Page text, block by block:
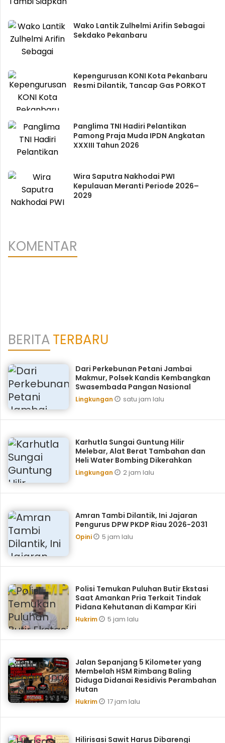
Wako Lantik Zulhelmi Arifin Sebagai
Sekdako Pekanbaru
Kepengurusan KONI Kota Pekanbaru
Resmi Dilantik, Tancap Gas PORKOT
Panglima TNI Hadiri Pelantikan
Pamong Praja Muda IPDN Angkatan
XXXIII Tahun 2026
Wira Saputra Nakhodai PWI
Kepulauan Meranti Periode 2026–
2029
KOMENTAR
BERITATERBARU
Dari Perkebunan Petani Jambai
Makmur, Polsek Kandis Kembangkan
Swasembada Pangan Nasional
Lingkungan satu jam lalu
Karhutla Sungai Guntung Hilir
Melebar, Alat Berat Tambahan dan
Heli Water Bombing Dikerahkan
Lingkungan 2 jam lalu
Amran Tambi Dilantik, Ini Jajaran
Pengurus DPW PKDP Riau 2026-2031
Opini 5 jam lalu
Polisi Temukan Puluhan Butir Ekstasi
Saat Amankan Pria Terkait Tindak
Pidana Kehutanan di Kampar Kiri
Hukrim 5 jam lalu
Jalan Sepanjang 5 Kilometer yang
Membelah HSM Rimbang Baling
Diduga Didanai Residivis Perambahan
Hutan
Hukrim 17 jam lalu
Hilirisasi Sawit Harus Dibarengi